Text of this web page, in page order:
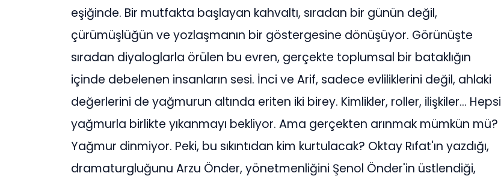
eşiğinde. Bir mutfakta başlayan kahvaltı, sıradan bir günün değil,
çürümüşlüğün ve yozlaşmanın bir göstergesine dönüşüyor. Görünüşte
sıradan diyaloglarla örülen bu evren, gerçekte toplumsal bir bataklığın
içinde debelenen insanların sesi. İnci ve Arif, sadece evliliklerini değil, ahlaki
değerlerini de yağmurun altında eriten iki birey. Kimlikler, roller, ilişkiler… Hepsi
yağmurla birlikte yıkanmayı bekliyor. Ama gerçekten arınmak mümkün mü?
Yağmur dinmiyor. Peki, bu sıkıntıdan kim kurtulacak? Oktay Rıfat'ın yazdığı,
dramaturgluğunu Arzu Önder, yönetmenliğini Şenol Önder'in üstlendiği,